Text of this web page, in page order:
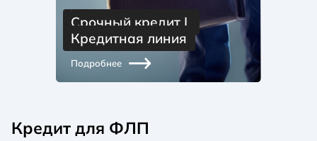
Срочный кредит |
Кредитная линия
Подробнее
Кредит для ФЛП